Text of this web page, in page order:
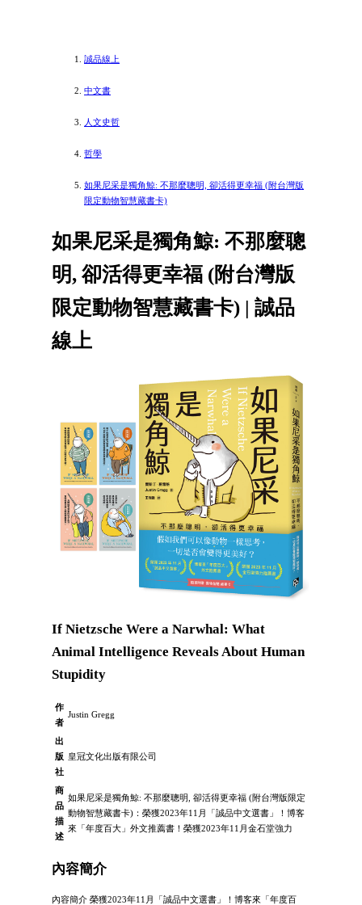
誠品線上
中文書
人文史哲
哲學
如果尼采是獨角鯨: 不那麼聰明, 卻活得更幸福 (附台灣版
限定動物智慧藏書卡)
如果尼采是獨角鯨: 不那麼聰
明, 卻活得更幸福 (附台灣版
限定動物智慧藏書卡) | 誠品
線上
If Nietzsche Were a Narwhal: What
Animal Intelligence Reveals About Human
Stupidity
作
者
Justin Gregg
出
版
社
皇冠文化出版有限公司
商
品
描
述
如果尼采是獨角鯨: 不那麼聰明, 卻活得更幸福 (附台灣版限定
動物智慧藏書卡)：榮獲2023年11月「誠品中文選書」！博客
來「年度百大」外文推薦書！榮獲2023年11月金石堂強力
內容簡介
內容簡介 榮獲2023年11月「誠品中文選書」！博客來「年度百